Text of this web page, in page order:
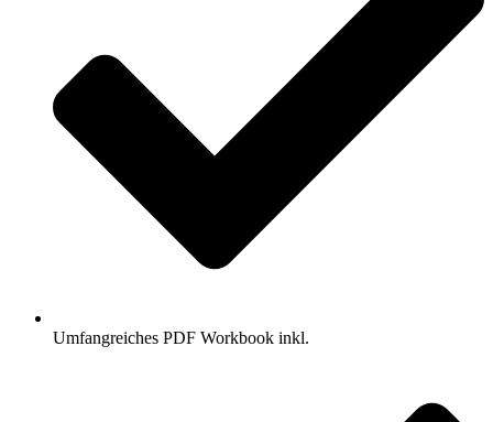
Umfangreiches PDF Workbook inkl.